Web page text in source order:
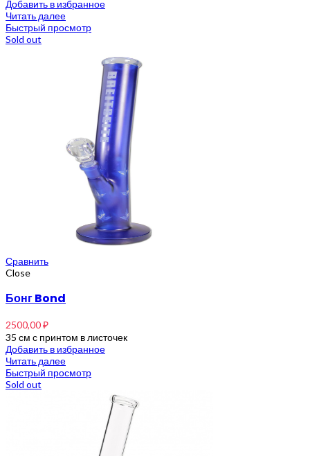
Добавить в избранное
Читать далее
Быстрый просмотр
Sold out
Сравнить
Close
Бонг Bond
2500,00₽
35 см с принтом в листочек
Добавить в избранное
Читать далее
Быстрый просмотр
Sold out